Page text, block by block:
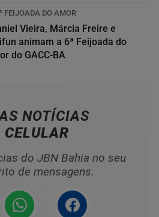
FEIJOADA DO AMOR
Vieira, Márcia Freire e
animam a 6ª Feijoada do
do GACC-BA
NOTÍCIAS
CELULAR
do JBN Bahia no seu
de mensagens.